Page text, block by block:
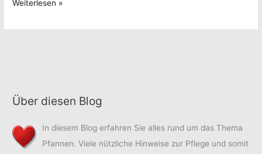
Wein
Kochen
denkt
Weiterlesen »
Über diesen Blog
In diesem Blog erfahren Sie alles rund um das Thema
Pfannen. Viele nützliche Hinweise zur Pflege und somit